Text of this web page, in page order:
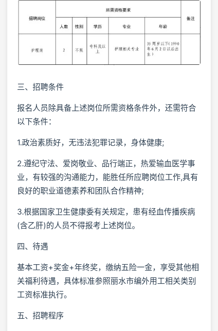
三、招聘条件
报名人员除具备上述岗位所需资格条件外，还需符合
以下条件：
1.政治素质好，无违法犯罪记录，身体健康;
2.遵纪守法、爱岗敬业、品行端正，热爱输血医学事
业，有较强的沟通能力，能胜任所应聘岗位工作,具有
良好的职业道德素养和团队合作精神;
3.根据国家卫生健康委有关规定，患有经血传播疾病
(含乙肝)的人员不得报考上述岗位。
四、待遇
基本工资+奖金+年终奖，缴纳五险一金，享受其他相
关福利待遇，具体标准参照丽水市编外用工相关类别
工资标准执行。
五、招聘程序